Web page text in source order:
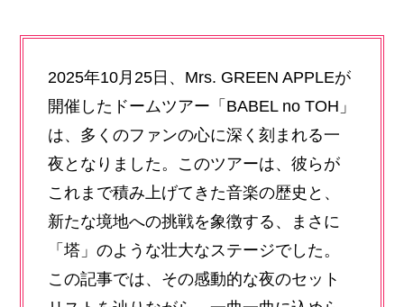
2025年10月25日、Mrs. GREEN APPLEが
開催したドームツアー「BABEL no TOH」
は、多くのファンの心に深く刻まれる一
夜となりました。このツアーは、彼らが
これまで積み上げてきた音楽の歴史と、
新たな境地への挑戦を象徴する、まさに
「塔」のような壮大なステージでした。
この記事では、その感動的な夜のセット